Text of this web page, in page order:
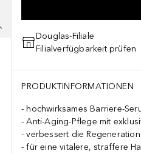
Douglas-Filiale
Filialverfügbarkeit prüfen
PRODUKTINFORMATIONEN
hochwirksames Barriere-
Anti-Aging-Pflege mit
verbessert die
für eine vitalere, straffere